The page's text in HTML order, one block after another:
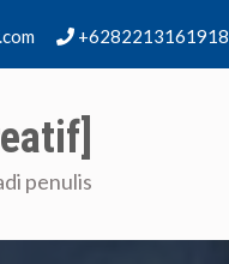
+6282213161918
penulis